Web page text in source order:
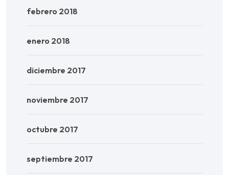
febrero 2018
enero 2018
diciembre 2017
noviembre 2017
octubre 2017
septiembre 2017